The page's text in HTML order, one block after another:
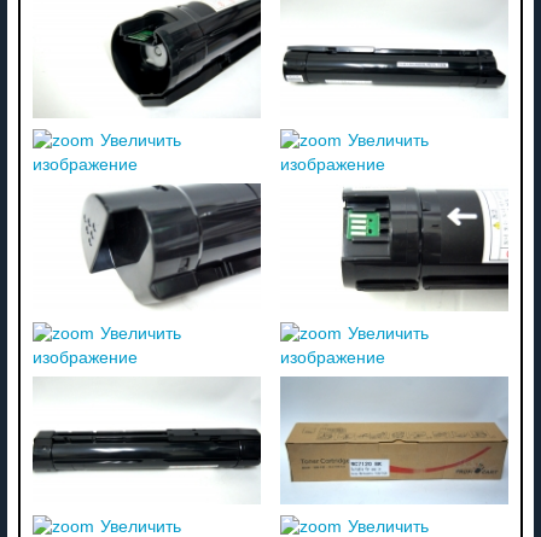
Увеличить
изображение
Увеличить
изображение
Увеличить
изображение
Увеличить
изображение
Увеличить
Увеличить